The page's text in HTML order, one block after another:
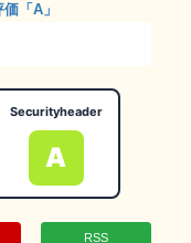
「A」
Securityheader
A
RSS